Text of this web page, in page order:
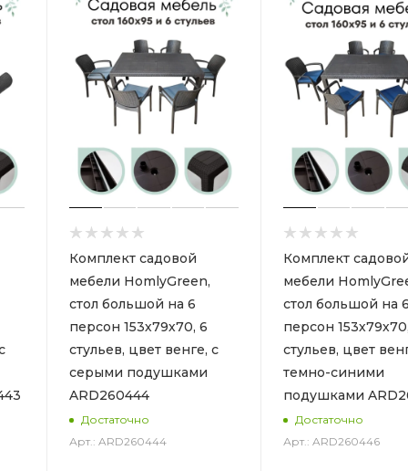
Комплект садовой
мебели HomlyGreen,
стол большой на 6
персон 153х79х70, 6
стульев, цвет венге, с
серыми подушками
ARD260444
Достаточно
Арт.: ARD260444
Комплект
мебели
стол большой на 6
персон
стульев, цвет
темно-синими
подушками
Достаточно
Арт.: ARD260446